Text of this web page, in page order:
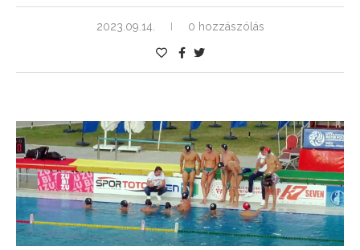
2023.09.14. 0 hozzászólás